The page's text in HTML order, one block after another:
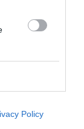
Policy